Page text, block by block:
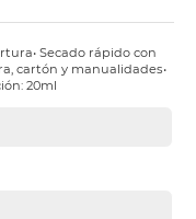
Secado rápido con
cartón y manualidades•
20ml